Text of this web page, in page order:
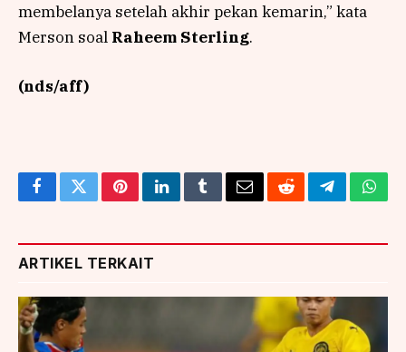
membelanya setelah akhir pekan kemarin,” kata
Merson soal Raheem Sterling.
(nds/aff)
FacebookTwitterPinterestLinkedInTumblrEmailRedditTelegram
ARTIKEL TERKAIT